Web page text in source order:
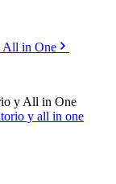
All in One
y All in One
y all in one